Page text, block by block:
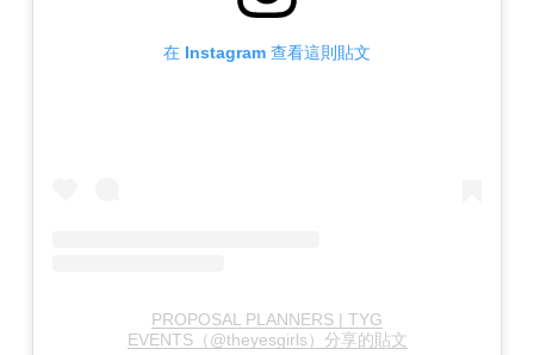
在 Instagram 查看這則貼文
PROPOSAL PLANNERS | TYG
EVENTS（@theyesgirls）分享的貼文